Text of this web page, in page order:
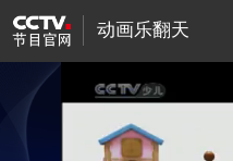
动画乐翻天